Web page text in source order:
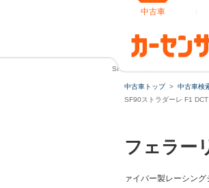
中古車
SF90ストラダーレ F1 DCT
中古車トップ
中古車検
SF90ストラダーレ F1
フェラー
ァイバー製レーシン